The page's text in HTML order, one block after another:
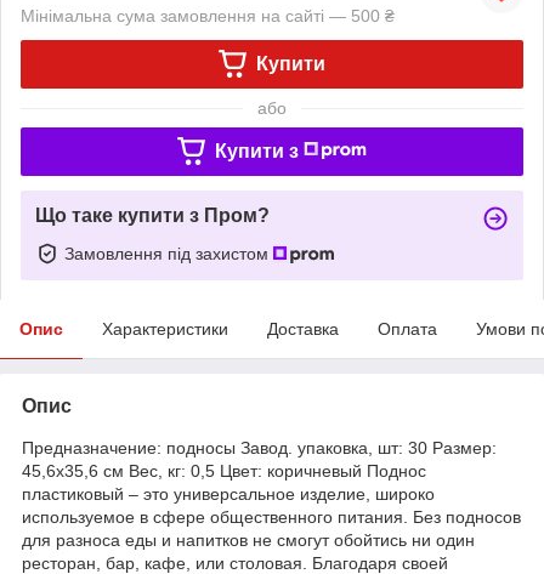
Мінімальна сума замовлення на сайті — 500 ₴
Купити
або
Купити з
Що таке купити з Пром?
Замовлення під захистом
Опис Характеристики Доставка Оплата Умови
Опис
Предназначение: подносы Завод. упаковка, шт: 30 Размер:
45,6х35,6 см Вес, кг: 0,5 Цвет: коричневый Поднос
пластиковый – это универсальное изделие, широко
используемое в сфере общественного питания. Без подносов
для разноса еды и напитков не смогут обойтись ни один
ресторан, бар, кафе, или столовая. Благодаря своей